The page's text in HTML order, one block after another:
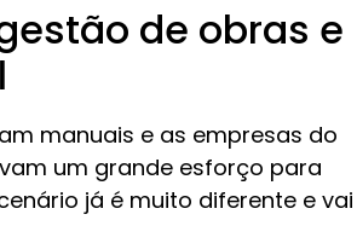
de obras e
manuais e as empresas do
um grande esforço para
já é muito diferente e vai